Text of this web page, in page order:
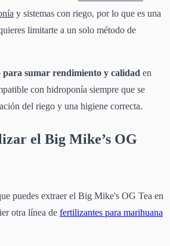
y sistemas con riego, por lo que es una
limitarte a un solo método de
para sumar rendimiento y calidad en
con hidroponía siempre que se
del riego y una higiene correcta.
el Big Mike’s OG
puedes extraer el Big Mike's OG Tea en
otra línea de fertilizantes para marihuana